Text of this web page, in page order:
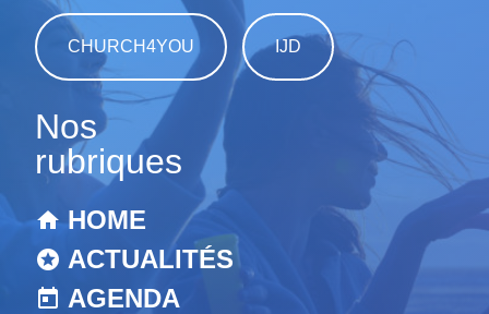
CHURCH4YOU IJD
Nos
rubriques
HOME
ACTUALITÉS
AGENDA